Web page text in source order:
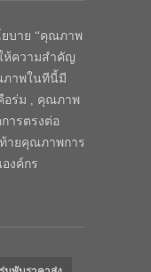
บาย “คุณภาพ
ห้ความสำคัญ
าพในทีนี้มี
อร่ม , คุณภาพ
ารตรงต่อ
ายคุณภาพการ
งค์กร